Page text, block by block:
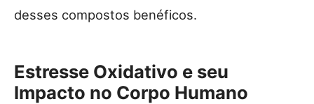
desses compostos benéficos.
Estresse Oxidativo e seu
Impacto no Corpo Humano